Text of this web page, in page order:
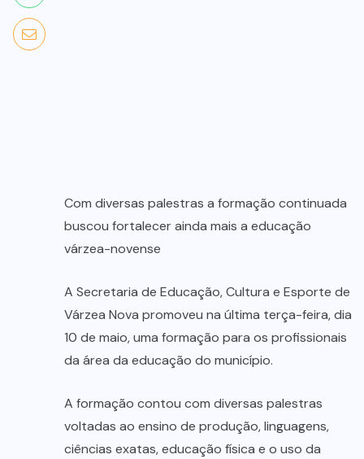
Com diversas palestras a formação continuada
buscou fortalecer ainda mais a educação
várzea-novense
A Secretaria de Educação, Cultura e Esporte de
Várzea Nova promoveu na última terça-feira, dia
10 de maio, uma formação para os profissionais
da área da educação do município.
A formação contou com diversas palestras
voltadas ao ensino de produção, linguagens,
ciências exatas, educação física e o uso da